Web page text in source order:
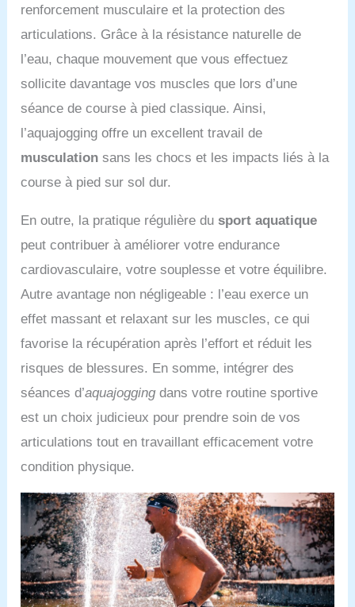
renforcement musculaire et la protection des
articulations. Grâce à la résistance naturelle de
l’eau, chaque mouvement que vous effectuez
sollicite davantage vos muscles que lors d’une
séance de course à pied classique. Ainsi,
l’aquajogging offre un excellent travail de
musculation sans les chocs et les impacts liés à la
course à pied sur sol dur.
En outre, la pratique régulière dusport aquatique
peut contribuer à améliorer votre endurance
cardiovasculaire, votre souplesse et votre équilibre.
Autre avantage non négligeable : l’eau exerce un
effet massant et relaxant sur les muscles, ce qui
favorise la récupération après l’effort et réduit les
risques de blessures. En somme, intégrer des
séances d’aquajoggingdans votre routine sportive
est un choix judicieux pour prendre soin de vos
articulations tout en travaillant efficacement votre
condition physique.